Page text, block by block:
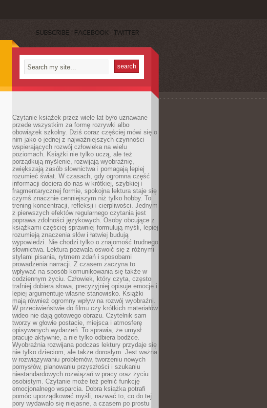
SUBSCRIBE FACEBOOK TWITTER
Czytanie książek przez wiele lat było uznawane
przede wszystkim za formę rozrywki albo
obowiązek szkolny. Dziś coraz częściej mówi się o
nim jako o jednej z najważniejszych czynności
wspierających rozwój człowieka na wielu
poziomach. Książki nie tylko uczą, ale też
porządkują myślenie, rozwijają wyobraźnię,
zwiększają zasób słownictwa i pomagają lepiej
rozumieć świat. W czasach, gdy ogromna część
informacji dociera do nas w krótkiej, szybkiej i
fragmentarycznej formie, spokojna lektura staje się
czymś znacznie cenniejszym niż tylko hobby. To
trening koncentracji, refleksji i cierpliwości. Jednym
z pierwszych efektów regularnego czytania jest
poprawa zdolności językowych. Osoby obcujące z
książkami częściej sprawniej formułują myśli, lepiej
rozumieją znaczenia słów i łatwiej budują
wypowiedzi. Nie chodzi tylko o znajomość trudnego
słownictwa. Lektura pozwala oswoić się z różnymi
stylami pisania, rytmem zdań i sposobami
prowadzenia narracji. Z czasem zaczyna to
wpływać na sposób komunikowania się także w
codziennym życiu. Człowiek, który czyta, często
trafniej dobiera słowa, precyzyjniej opisuje emocje i
lepiej argumentuje własne stanowisko. Książki
mają również ogromny wpływ na rozwój wyobraźni.
W przeciwieństwie do filmu czy krótkich materiałów
wideo nie dają gotowego obrazu. Czytelnik sam
tworzy w głowie postacie, miejsca i atmosferę
opisywanych wydarzeń. To sprawia, że umysł
pracuje aktywnie, a nie tylko odbiera bodźce.
Wyobraźnia rozwijana podczas lektury przydaje się
nie tylko dzieciom, ale także dorosłym. Jest ważna
w rozwiązywaniu problemów, tworzeniu nowych
pomysłów, planowaniu przyszłości i szukaniu
niestandardowych rozwiązań w pracy oraz życiu
osobistym. Czytanie może też pełnić funkcję
emocjonalnego wsparcia. Dobra książka potrafi
pomóc uporządkować myśli, nazwać to, co do tej
pory wydawało się niejasne, a czasem po prostu